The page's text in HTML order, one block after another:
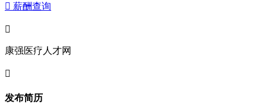
 薪酬查询

康强医疗人才网

发布简历